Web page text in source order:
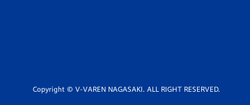
Copyright © V-VAREN NAGASAKI. ALL RIGHT RESERVED.